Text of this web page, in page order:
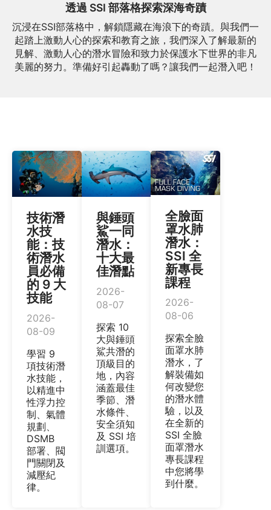
透過 SSI 部落格探索深海奇蹟
沉浸在SSI部落格中，解鎖隱藏在海浪下的奇蹟。與我們一
起踏上激動人心的探索和教育之旅，我們深入了解最新的
見解、激動人心的潛水冒險和致力於保護水下世界的非凡
美麗的努力。準備好引起轟動了嗎？讓我們一起潛入吧！
技術潛
水技
能：技
術潛水
員必備
的 9 大
技能
2026-
08-09
學習 9
項技術潛
水技能，
以精進中
性浮力控
制、氣體
規劃、
DSMB
部署、閥
門關閉及
減壓紀
律。
與錘頭
鯊一同
潛水：
十大最
佳潛點
2026-
08-07
探索 10
大與錘頭
鯊共潛的
頂級目的
地，內容
涵蓋最佳
季節、潛
水條件、
安全須知
及 SSI 培
訓選項。
全臉面
罩水肺
潛水：
SSI 全
新專長
課程
2026-
08-06
探索全臉
面罩水肺
潛水，了
解裝備如
何改變您
的潛水體
驗，以及
在全新的
SSI 全臉
面罩潛水
專長課程
中您將學
到什麼。